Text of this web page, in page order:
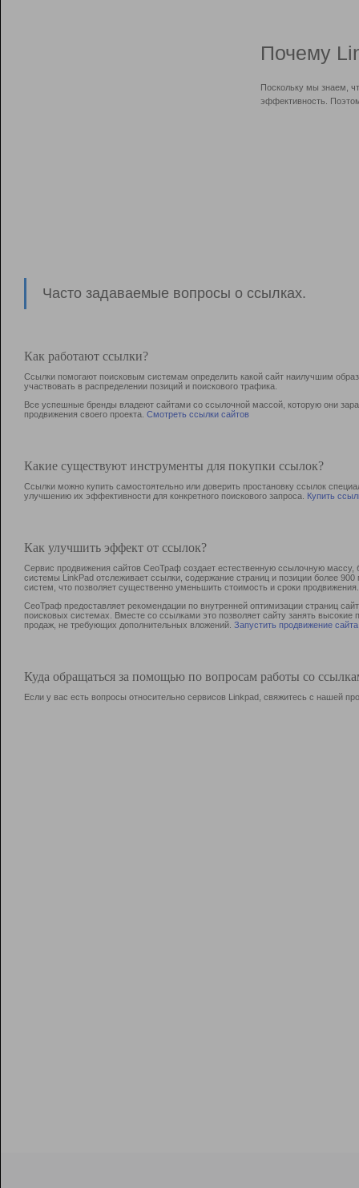
Почему
Поскольку мы знаем,
эффективность.
Часто задаваемые вопросы о ссылках.
Как работают ссылки?
Ссылки помогают поисковым системам определить какой сайт наилучшим
участвовать в раcпределении позиций и поискового трафика.
Все успешные бренды владеют сайтами со ссылочной массой, которую они
продвижения своего проекта. Смотреть ссылки сайтов
Какие существуют инструменты для покупки ссылок?
Ссылки можно купить самостоятельно или доверить простановку ссылок
улучшению их эффективности для конкретного поискового запроса. Купить
Как улучшить эффект от ссылок?
Сервис продвижения сайтов СеоТраф создает естественную ссылочную
системы LinkPad отслеживает ссылки, содержание страниц и позиции более
систем, что позволяет существенно уменьшить стоимость и сроки продвижения.
СеоТраф предоставляет рекомендации по внутренней оптимизации страниц
поисковых системах. Вместе со ссылками это позволяет сайту занять
продаж, не требующих дополнительных вложений. Запустить продвижение сайта
Куда обращаться за помощью по вопросам работы со
Если у вас есть вопросы относительно сервисов Linkpad, свяжитесь с нашей